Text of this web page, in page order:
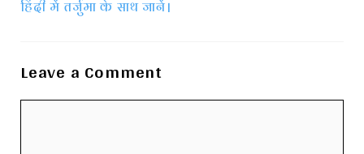
हिंदी में तर्जुमा के साथ जानें।
Leave a Comment
Comment